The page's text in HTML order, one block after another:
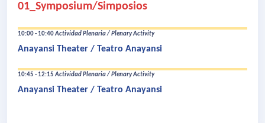
01_Symposium/Simposios
10:00 - 10:40Actividad Plenaria / Plenary Activity
Anayansi Theater / Teatro Anayansi
10:45 - 12:15Actividad Plenaria / Plenary Activity
Anayansi Theater / Teatro Anayansi